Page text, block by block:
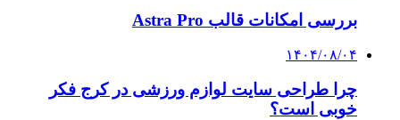
بررسی امکانات قالب Astra Pro
۱۴۰۴/۰۸/۰۴
چرا طراحی سایت لوازم ورزشی در کرج فکر
خوبی است؟